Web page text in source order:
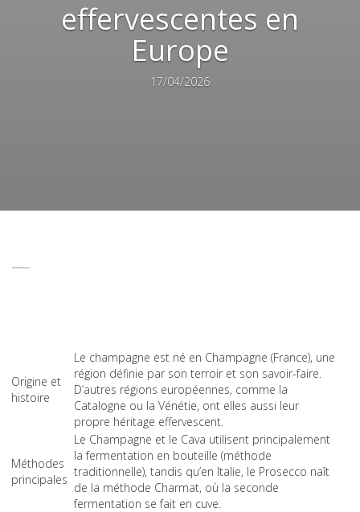
effervescentes en
Europe
17/04/2026
Origine et
histoire
Le champagne est né en Champagne (France), une
région définie par son terroir et son savoir-faire.
D’autres régions européennes, comme la
Catalogne ou la Vénétie, ont elles aussi leur
propre héritage effervescent.
Méthodes
principales
Le Champagne et le Cava utilisent principalement
la fermentation en bouteille (méthode
traditionnelle), tandis qu’en Italie, le Prosecco naît
de la méthode Charmat, où la seconde
fermentation se fait en cuve.